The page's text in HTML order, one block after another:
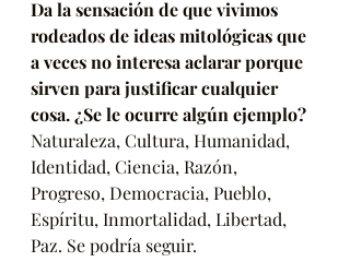
Da la sensación de que vivimos
rodeados de ideas mitológicas que
a veces no interesa aclarar porque
sirven para justificar cualquier
cosa. ¿Se le ocurre algún ejemplo?
Naturaleza, Cultura, Humanidad,
Identidad, Ciencia, Razón,
Progreso, Democracia, Pueblo,
Espíritu, Inmortalidad, Libertad,
Paz. Se podría seguir.